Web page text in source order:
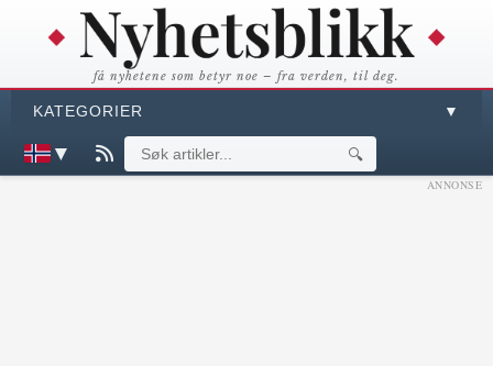
få nyhetene som betyr noe – fra verden, til deg.
KATEGORIER ▼
▼ 🔍
ANNONSE